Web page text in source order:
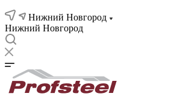
Нижний Новгород
Нижний Новгород